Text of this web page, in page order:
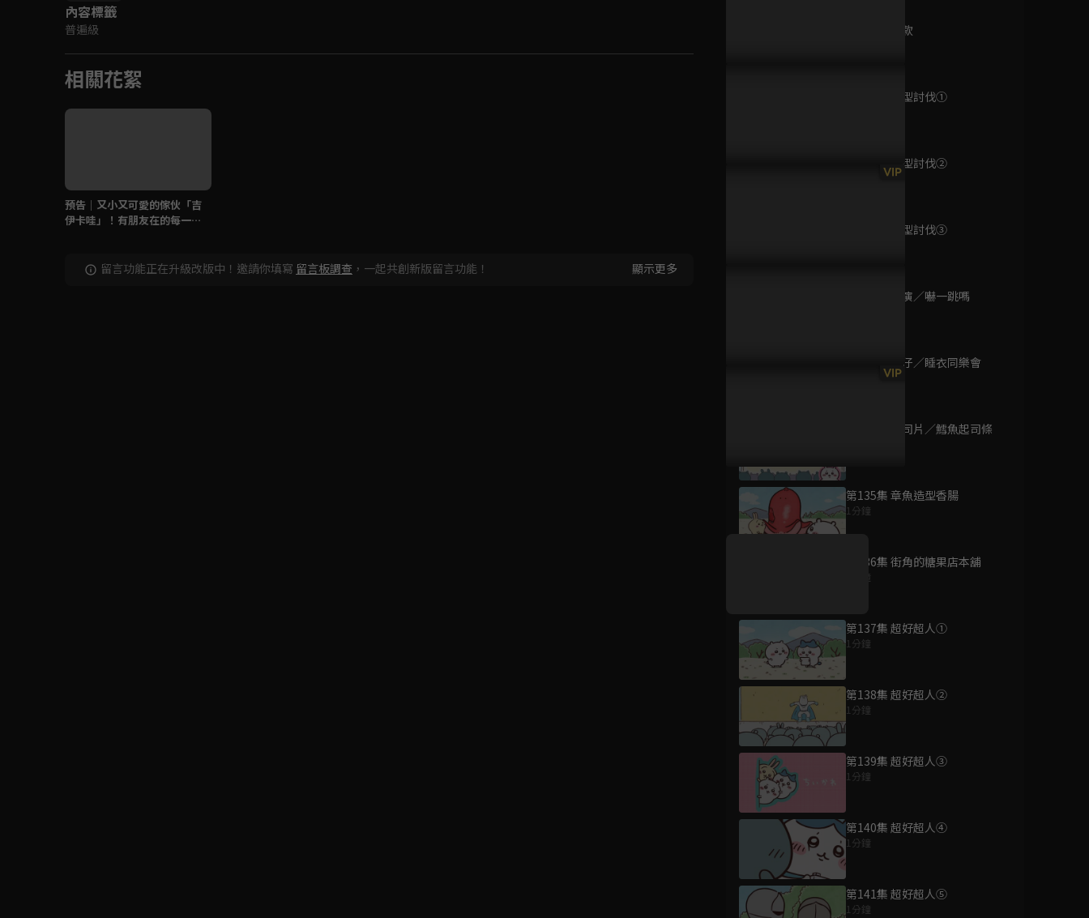
Video
第128集 同款
第129集 大型討伐①
第130集 大型討伐②
第131集 大型討伐③
第132集 表演／嚇一跳嗎
第133集 蜆仔／睡衣同樂會
第134集 起司片／鱈魚起司條
第135集 章魚造型香腸
1分鐘
第136集 街角的糖果店本舖
1分鐘
第137集 超好超人①
1分鐘
第138集 超好超人②
1分鐘
第139集 超好超人③
1分鐘
第140集 超好超人④
1分鐘
第141集 超好超人⑤
1分鐘
內容標籤
普遍級
相關花絮
預告｜又小又可愛的傢伙「吉
伊卡哇」！有朋友在的每一天
留言功能正在升級改版中！邀請你填寫 留言板調查 ，一起共創新版留言功能！ 顯示更多
已完結 / 共 13 集
VIP巴黎黑幫 阿帕契
已完結 / 共 25 集
VIP 大偵探福爾摩斯-逃
好康資訊
升級VIP最優惠！獨家好